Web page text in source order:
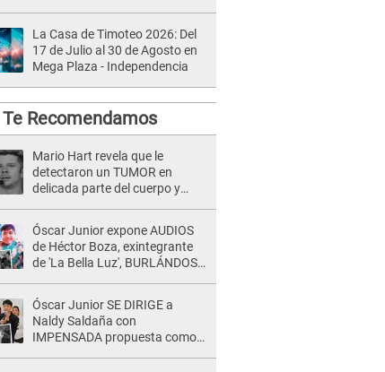
La Casa de Timoteo 2026: Del
17 de Julio al 30 de Agosto en
Mega Plaza - Independencia
Te Recomendamos
Mario Hart revela que le
detectaron un TUMOR en
delicada parte del cuerpo y
muy fuertes..."
Óscar Junior expone AUDIOS
de Héctor Boza, exintegrante
de 'La Bella Luz', BURLÁNDOSE
de maltrato: "Grábame..."
Óscar Junior SE DIRIGE a
Naldy Saldaña con
IMPENSADA propuesta como